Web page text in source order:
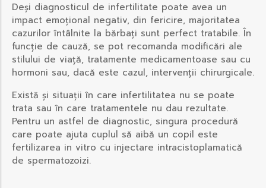
Deși diagnosticul de infertilitate poate avea un
impact emoțional negativ, din fericire, majoritatea
cazurilor întâlnite la bărbați sunt perfect tratabile. În
funcție de cauză, se pot recomanda modificări ale
stilului de viață, tratamente medicamentoase sau cu
hormoni sau, dacă este cazul, intervenții chirurgicale.
Există și situații în care infertilitatea nu se poate
trata sau în care tratamentele nu dau rezultate.
Pentru un astfel de diagnostic, singura procedură
care poate ajuta cuplul să aibă un copil este
fertilizarea in vitro cu injectare intracistoplamatică
de spermatozoizi.